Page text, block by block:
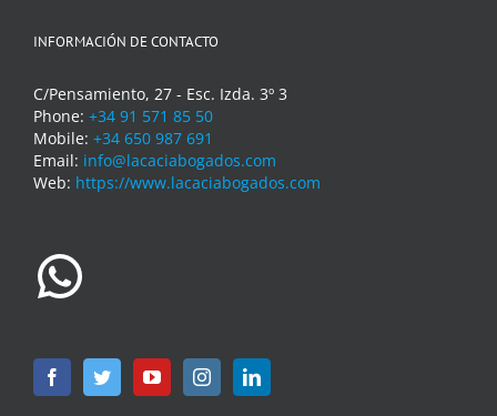
INFORMACIÓN DE CONTACTO
C/Pensamiento, 27 - Esc. Izda. 3º 3
Phone: +34 91 571 85 50
Mobile: +34 650 987 691
Email: info@lacaciabogados.com
Web: https://www.lacaciabogados.com